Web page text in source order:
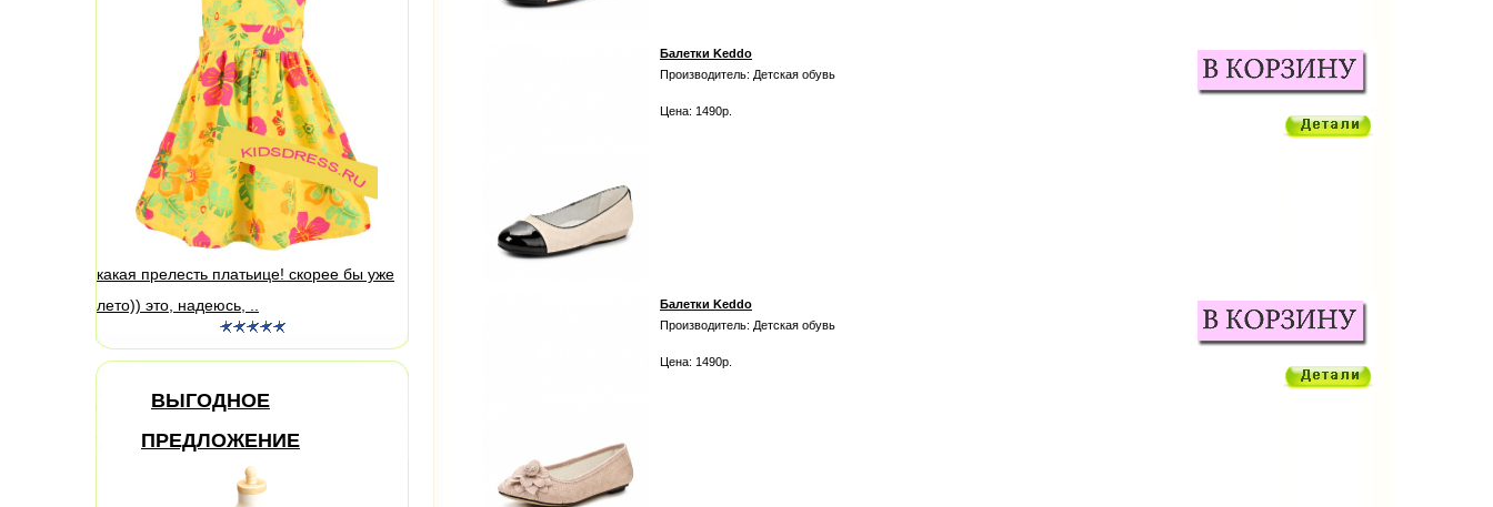
какая прелесть платьице! скорее бы уже
лето)) это, надеюсь, ..
ВЫГОДНОЕ
ПРЕДЛОЖЕНИЕ
Балетки Keddo
Производитель: Детская обувь
Цена: 1490р.
Балетки Keddo
Производитель: Детская обувь
Цена: 1490р.